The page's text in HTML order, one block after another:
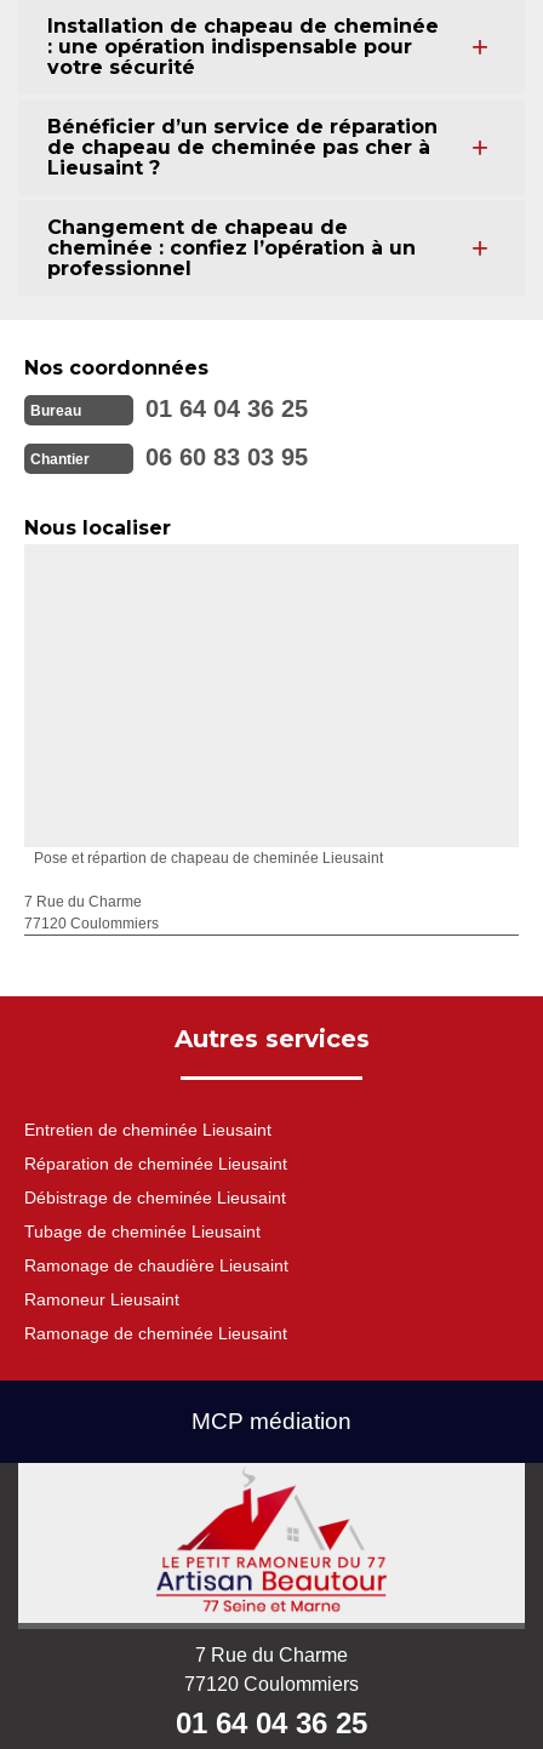
Installation de chapeau de cheminée
: une opération indispensable pour
votre sécurité
Bénéficier d’un service de réparation
de chapeau de cheminée pas cher à
Lieusaint ?
Changement de chapeau de
cheminée : confiez l’opération à un
professionnel
Nos coordonnées
Bureau 01 64 04 36 25
Chantier 06 60 83 03 95
Nous localiser
Pose et répartion de chapeau de cheminée Lieusaint
7 Rue du Charme
77120 Coulommiers
Autres services
Entretien de cheminée Lieusaint
Réparation de cheminée Lieusaint
Débistrage de cheminée Lieusaint
Tubage de cheminée Lieusaint
Ramonage de chaudière Lieusaint
Ramoneur Lieusaint
Ramonage de cheminée Lieusaint
MCP médiation
7 Rue du Charme
77120 Coulommiers
01 64 04 36 25